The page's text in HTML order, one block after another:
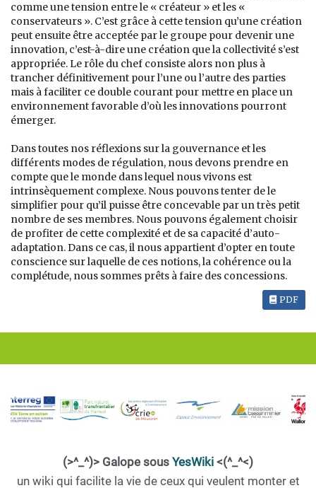
comme une tension entre le « créateur » et les «
conservateurs ». C’est grâce à cette tension qu’une création
peut ensuite être acceptée par le groupe pour devenir une
innovation, c’est-à-dire une création que la collectivité s’est
appropriée. Le rôle du chef consiste alors non plus à
trancher définitivement pour l’une ou l’autre des parties
mais à faciliter ce double courant pour mettre en place un
environnement favorable d’où les innovations pourront
émerger.
Dans toutes nos réflexions sur la gouvernance et les
différents modes de régulation, nous devons prendre en
compte que le monde dans lequel nous vivons est
intrinsèquement complexe. Nous pouvons tenter de le
simplifier pour qu’il puisse être concevable par un très petit
nombre de ses membres. Nous pouvons également choisir
de profiter de cette complexité et de sa capacité d’auto-
adaptation. Dans ce cas, il nous appartient d’opter en toute
conscience sur laquelle de ces notions, la cohérence ou la
complétude, nous sommes prêts à faire des concessions.
PDF